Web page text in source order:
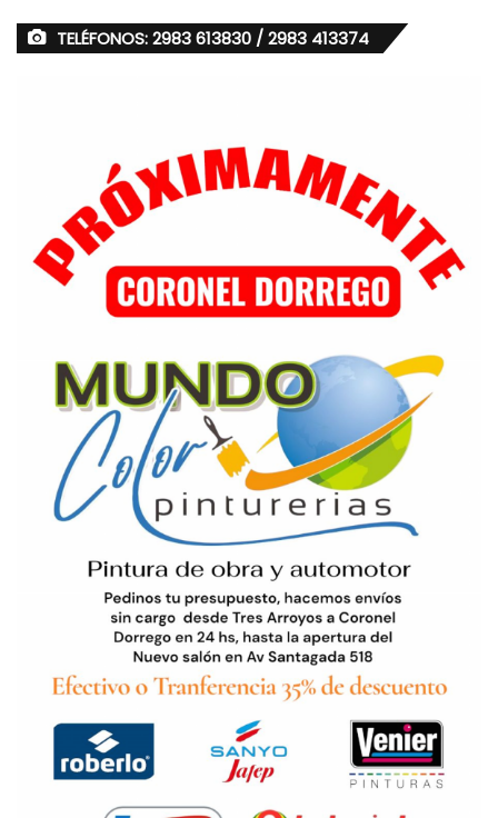
TELÉFONOS: 2983 613830 / 2983 413374